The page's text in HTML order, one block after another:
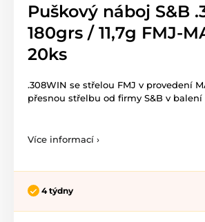
Puškový náboj S&B
180grs / 11,7g FMJ-
20ks
.308WIN se střelou FMJ v provedení
přesnou střelbu od firmy S&B v balení
Více informací ›
4 týdny